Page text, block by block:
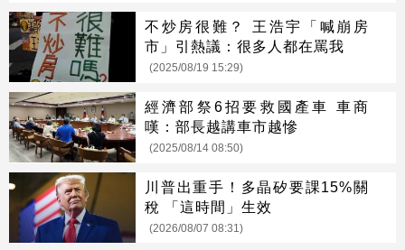
不炒房很難？ 王浩宇「喊崩房
市」引熱議：很多人都在罵我
(2025/08/19 15:29)
經濟部祭6招要救國產車 車商
嘆：部長越講車市越慘
(2025/08/14 08:50)
川普出重手！多晶矽要課15%關
稅 「這時間」生效
(2026/08/07 08:31)